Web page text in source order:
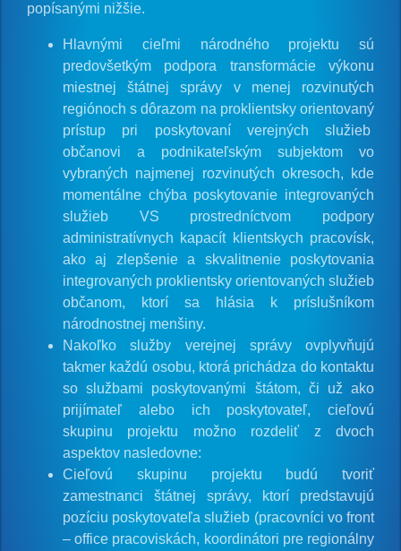
popísanými nižšie.
Hlavnými cieľmi národného projektu sú
predovšetkým podpora transformácie výkonu
miestnej štátnej správy v menej rozvinutých
regiónoch s dôrazom na proklientsky orientovaný
prístup pri poskytovaní verejných služieb
občanovi a podnikateľským subjektom vo
vybraných najmenej rozvinutých okresoch, kde
momentálne chýba poskytovanie integrovaných
služieb VS prostredníctvom podpory
administratívnych kapacít klientskych pracovísk,
ako aj zlepšenie a skvalitnenie poskytovania
integrovaných proklientsky orientovaných služieb
občanom, ktorí sa hlásia k príslušníkom
národnostnej menšiny.
Nakoľko služby verejnej správy ovplyvňujú
takmer každú osobu, ktorá prichádza do kontaktu
so službami poskytovanými štátom, či už ako
prijímateľ alebo ich poskytovateľ, cieľovú
skupinu projektu možno rozdeliť z dvoch
aspektov nasledovne:
Cieľovú skupinu projektu budú tvoriť
zamestnanci štátnej správy, ktorí predstavujú
pozíciu poskytovateľa služieb (pracovníci vo front
– office pracoviskách, koordinátori pre regionálny